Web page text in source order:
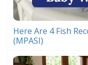
Here Are 4 Fish
(MPASI)